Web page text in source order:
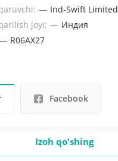
— Ind-Swift Limited
joyi: — Индия
R06AX27
Facebook
Izoh qo'shing